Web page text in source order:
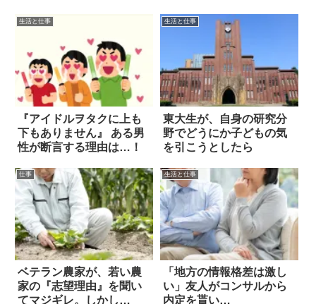
生活と仕事
『アイドルヲタクに上も
下もありません』 ある男
性が断言する理由は…！
生活と仕事
東大生が、自身の研究分
野でどうにか子どもの気
を引こうとしたら
仕事
ベテラン農家が、若い農
家の『志望理由』を聞い
てマジギレ。しかし…
生活と仕事
「地方の情報格差は激し
い」友人がコンサルから
内定を貰い…